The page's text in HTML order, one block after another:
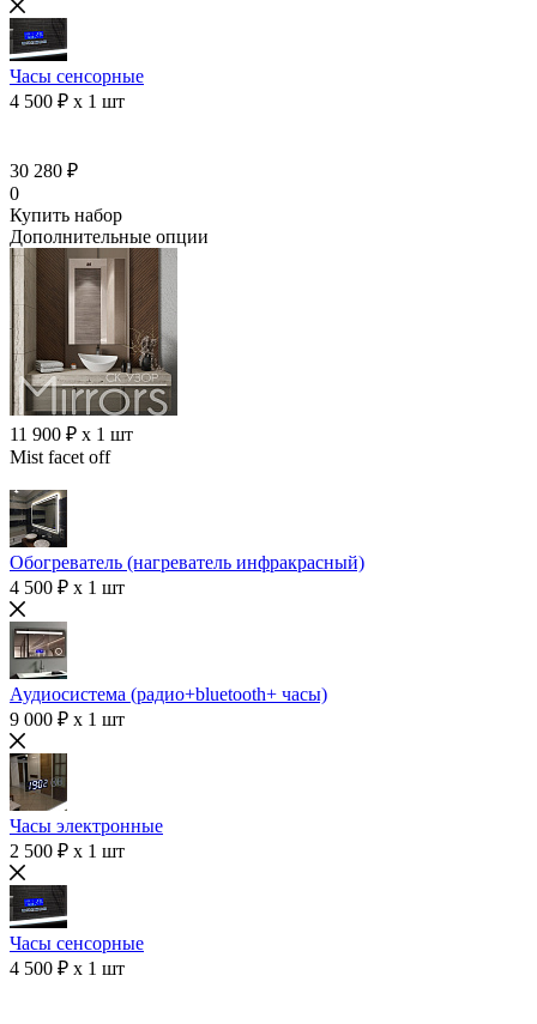
Часы сенсорные
4 500 ₽ x 1 шт
30 280 ₽
0
Купить набор
Дополнительные опции
11 900 ₽ x 1 шт
Mist facet off
Обогреватель (нагреватель инфракрасный)
4 500 ₽ x 1 шт
Аудиосистема (радио+bluetooth+ часы)
9 000 ₽ x 1 шт
Часы электронные
2 500 ₽ x 1 шт
Часы сенсорные
4 500 ₽ x 1 шт